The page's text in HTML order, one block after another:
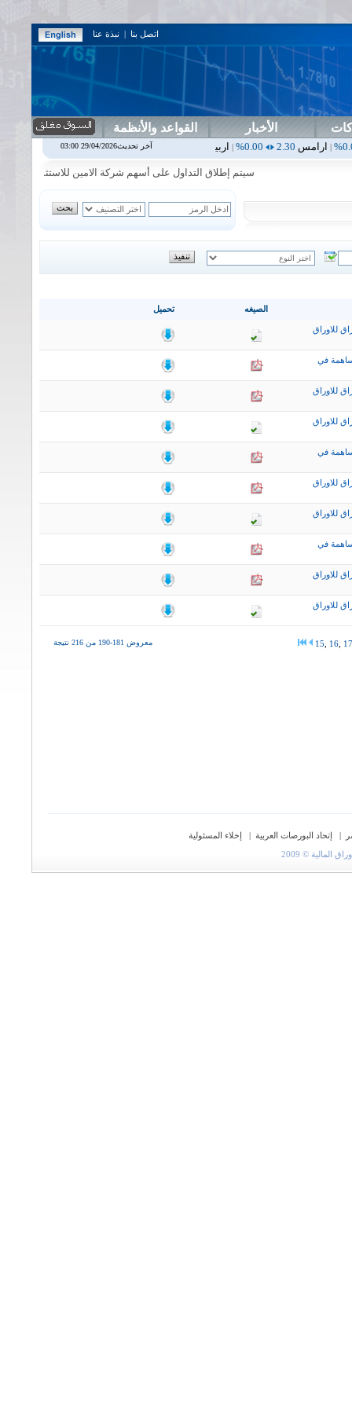
اتصل بنا | نبذة عنا
الأخبار القواعد والأنظمة
2.30
0.00% اربيل0.00
0.00%
|اسفنج
سيتم إطلاق التداول على أسهم شركة الامين للاستثمار المالي في
تحميل الصيغه
للاوراق
في
للاوراق
للاوراق
في
للاوراق
للاوراق
في
للاوراق
للاوراق
معروض 181-190 من 216 نتيجة 15 16 17
| إتحاد البورصات العربية |
إخلاء المسئولية
© 2009